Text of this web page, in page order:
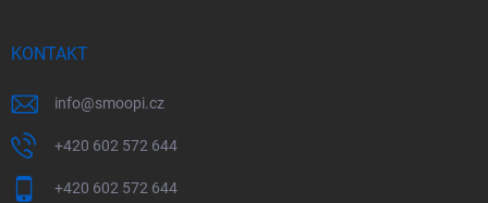
KONTAKT
info@smoopi.cz
+420 602 572 644
+420 602 572 644